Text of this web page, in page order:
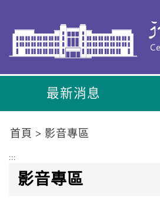
內
容
To
Center
最新消息
首頁 影音專區
:::
影音專區